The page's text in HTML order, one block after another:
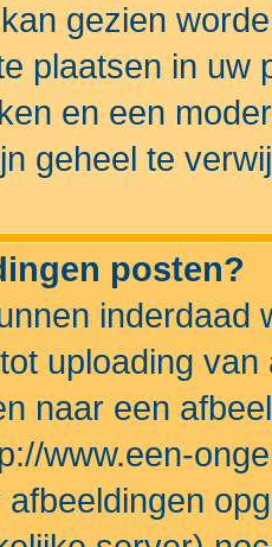
gezien
plaatsen in uw
en een
geheel te
posten?
inderdaad
uploading
naar een
www.een-
afbeeldingen